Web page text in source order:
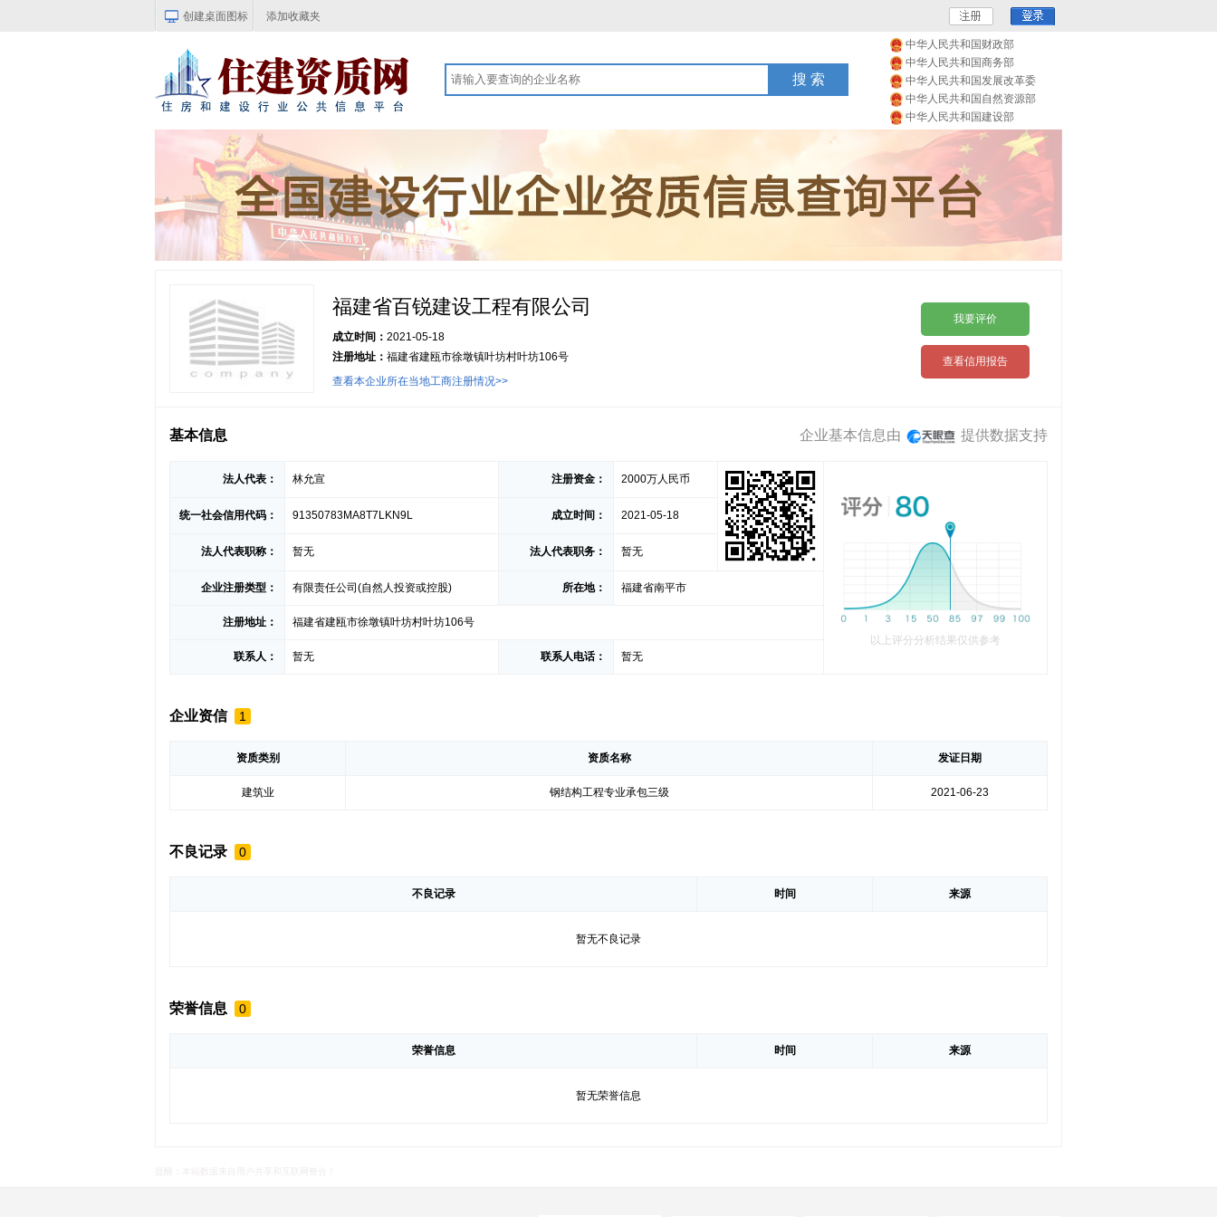
创建桌面图标 添加收藏夹
中华人民共和国财政部
中华人民共和国商务部
中华人民共和国发展改革委
中华人民共和国自然资源部
中华人民共和国建设部
福建省百锐建设工程有限公司
成立时间： 2021-05-18
注册地址： 福建省建瓯市徐墩镇叶坊村叶坊106号
查看本企业所在当地工商注册情况>>
我要评价
查看信用报告
基本信息 企业基本信息由 提供数据支持
法人代表： 林允宣 注册资金： 2000万人民币
以上评分分析结果仅供参考
统一社会信用代码： 91350783MA8T7LKN9L 成立时间： 2021-05-18
法人代表职称： 暂无 法人代表职务： 暂无
企业注册类型： 有限责任公司(自然人投资或控股) 所在地： 福建省南平市
注册地址： 福建省建瓯市徐墩镇叶坊村叶坊106号
联系人： 暂无 联系人电话： 暂无
企业资信 1
资质类别 资质名称 发证日期
建筑业 钢结构工程专业承包三级 2021-06-23
不良记录 0
不良记录 时间 来源
暂无不良记录
荣誉信息 0
荣誉信息 时间 来源
暂无荣誉信息